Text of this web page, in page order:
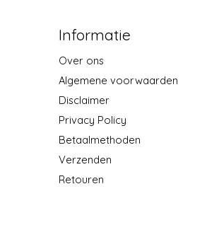
Informatie
Over ons
Algemene voorwaarden
Disclaimer
Privacy Policy
Betaalmethoden
Verzenden
Retouren